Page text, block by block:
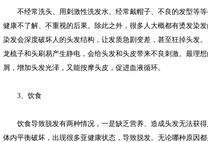
不经常洗头、用刺激性洗发水、经常戴帽子、不良的发型等等
健康不了解、不重视的后果。除此之外，很多人大概都有烫发染
染发会深度破坏人的头发结构，让发质急剧变差，甚至狂掉头发
龙梳子和头刷易产生静电，会给头发和头皮带来不良刺激。最理
屑，增加头发光泽，又能按摩头皮，促进血液循环。
3、饮食
饮食导致脱发有两种情况，一是缺乏营养、造成头发无法获得
体内平衡破坏，出现很多亚健康状态，导致脱发。无论哪种原因